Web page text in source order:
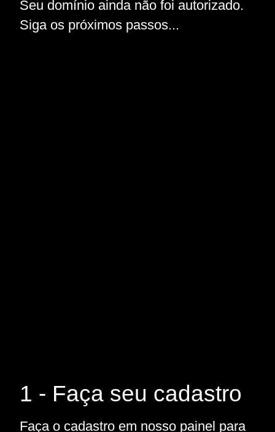
Seu domínio ainda não foi autorizado.
Siga os próximos passos...
1 - Faça seu cadastro
Faça o cadastro em nosso painel para